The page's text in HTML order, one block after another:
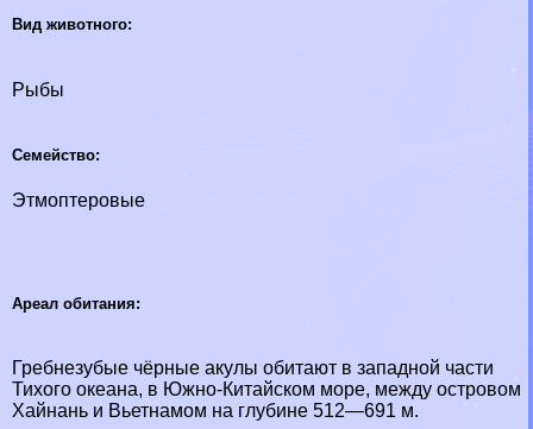
Вид животного:
Рыбы
Семейство:
Этмоптеровые
Ареал обитания:
Гребнезубые чёрные акулы обитают в западной части
Тихого океана, в Южно-Китайском море, между островом
Хайнань и Вьетнамом на глубине 512—691 м.